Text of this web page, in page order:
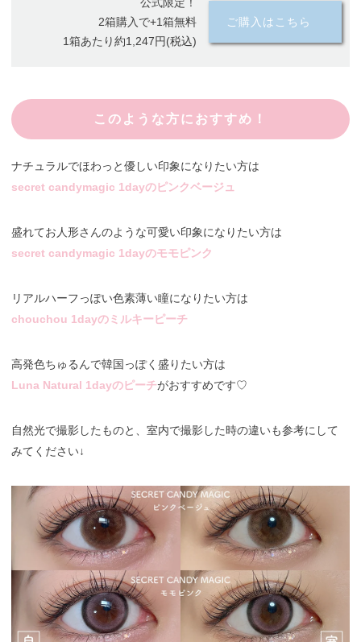
公式限定！
2箱購入で+1箱無料
1箱あたり約1,247円(税込)
ご購入はこちら
このような方におすすめ！
ナチュラルでほわっと優しい印象になりたい方は
secret candymagic 1dayのピンクベージュ
盛れてお人形さんのような可愛い印象になりたい方は
secret candymagic 1dayのモモピンク
リアルハーフっぽい色素薄い瞳になりたい方は
chouchou 1dayのミルキーピーチ
高発色ちゅるんで韓国っぽく盛りたい方は
Luna Natural 1dayのピーチがおすすめです♡
自然光で撮影したものと、室内で撮影した時の違いも参考にして
みてください↓